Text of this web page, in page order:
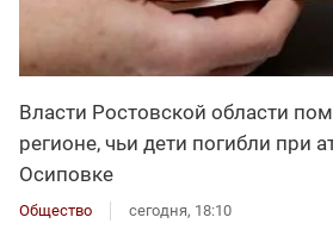
Власти Ростовской области
регионе, чьи дети погибли при
Осиповке
Общество сегодня, 18:10